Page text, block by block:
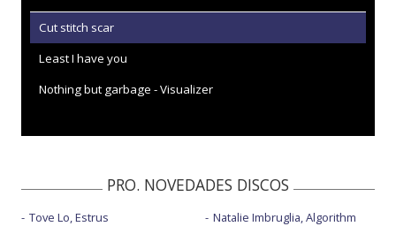
Cut stitch scar
Least I have you
Nothing but garbage - Visualizer
PRO. NOVEDADES DISCOS
Tove Lo, Estrus
Natalie Imbruglia, Algorithm